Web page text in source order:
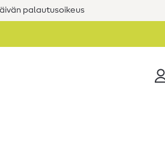
palautusoikeus